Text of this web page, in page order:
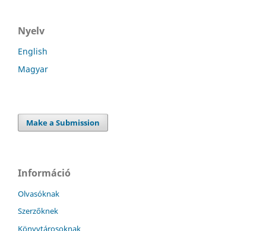
Nyelv
English
Magyar
Make a Submission
Információ
Olvasóknak
Szerzőknek